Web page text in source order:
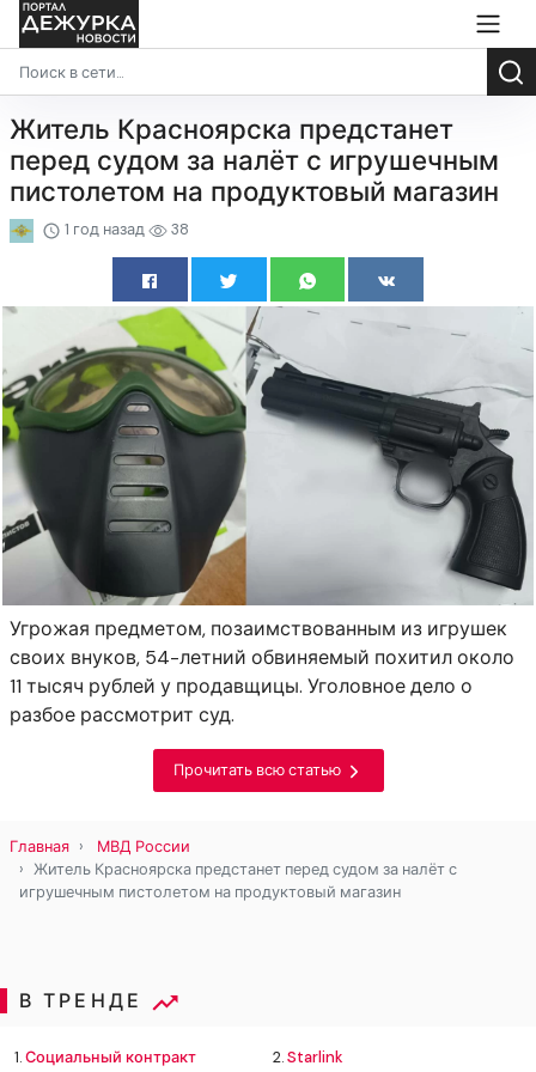
Житель Красноярска предстанет
перед судом за налёт с игрушечным
пистолетом на продуктовый магазин
1 год назад 38
Угрожая предметом, позаимствованным из игрушек
своих внуков, 54-летний обвиняемый похитил около
11 тысяч рублей у продавщицы. Уголовное дело о
разбое рассмотрит суд.
Прочитать всю статью
Главная
МВД России
Житель Красноярска предстанет перед судом за налёт с
игрушечным пистолетом на продуктовый магазин
В ТРЕНДЕ
1.Социальный контракт 2.Starlink